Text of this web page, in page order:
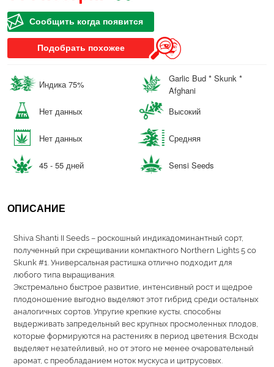
Сообщить когда появится
Подобрать похожее
Индика 75%
Garlic Bud * Skunk *
Afghani
Нет данных
Высокий
Нет данных Средняя
45 - 55 дней Sensi Seeds
ОПИСАНИЕ
Shiva Shanti II Seeds – роскошный индикадоминантный сорт,
полученный при скрещивании компактного Northern Lights 5 со
Skunk #1. Универсальная растишка отлично подходит для
любого типа выращивания.
Экстремально быстрое развитие, интенсивный рост и щедрое
плодоношение выгодно выделяют этот гибрид среди остальных
аналогичных сортов. Упругие крепкие кусты, способны
выдерживать запредельный вес крупных просмоленных плодов,
которые формируются на растениях в период цветения. Всходы
выделяет незатейливый, но от этого не менее очаровательный
аромат, с преобладанием ноток мускуса и цитрусовых.